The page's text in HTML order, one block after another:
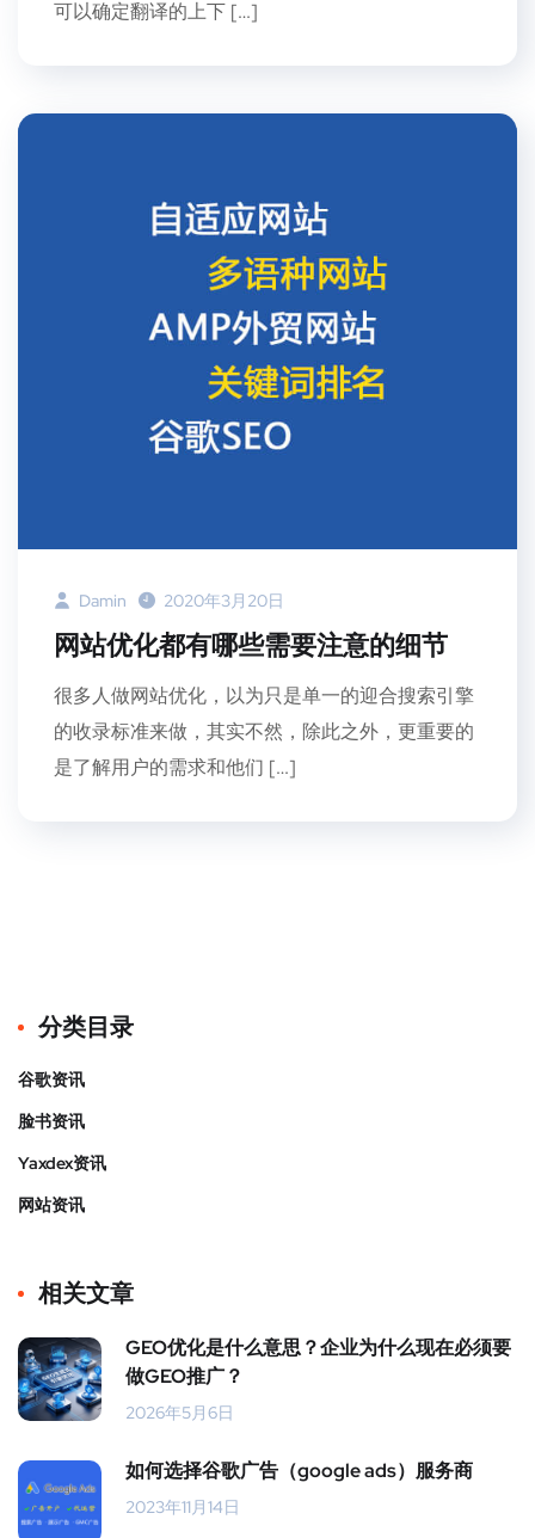
可以确定翻译的上下 […]
Damin 2020年3月20日
网站优化都有哪些需要注意的细节
很多人做网站优化，以为只是单一的迎合搜索引擎
的收录标准来做，其实不然，除此之外，更重要的
是了解用户的需求和他们 […]
分类目录
谷歌资讯
脸书资讯
Yaxdex资讯
网站资讯
相关文章
GEO优化是什么意思？企业为什么现在必须要
做GEO推广？
2026年5月6日
如何选择谷歌广告（google ads）服务商
2023年11月14日